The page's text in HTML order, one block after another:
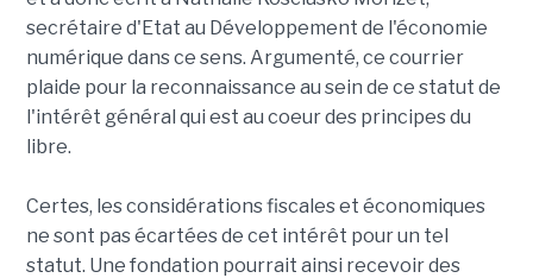
secrétaire d'Etat au Développement de l'économie
numérique dans ce sens. Argumenté, ce courrier
plaide pour la reconnaissance au sein de ce statut de
l'intérêt général qui est au coeur des principes du
libre.
Certes, les considérations fiscales et économiques
ne sont pas écartées de cet intérêt pour un tel
statut. Une fondation pourrait ainsi recevoir des